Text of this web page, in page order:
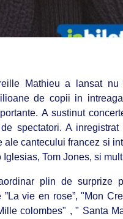
Mathieu a lansat
de copii in
A sustinut
spectatori. A
ale cantecului francez si
Tom Jones, si
plin de surprize
”La vie en rose”, "Mon
colombes" , " Santa